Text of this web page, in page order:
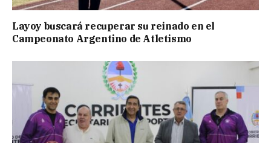
Layoy buscará recuperar su reinado en el
Campeonato Argentino de Atletismo